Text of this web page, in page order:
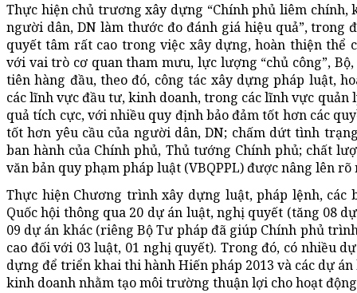
Thực hiện chủ trương xây dựng “Chính phủ liêm chính,
người dân, DN làm thước đo đánh giá hiệu quả”, trong
quyết tâm rất cao trong việc xây dựng, hoàn thiện thể
với vai trò cơ quan tham mưu, lực lượng “chủ công”,
tiên hàng đầu, theo đó, công tác xây dựng pháp luật,
các lĩnh vực đầu tư, kinh doanh, trong các lĩnh vực quản
quả tích cực, với nhiều quy định bảo đảm tốt hơn các
tốt hơn yêu cầu của người dân, DN; chấm dứt tình
ban hành của Chính phủ, Thủ tướng Chính phủ; chất
văn bản quy phạm pháp luật (VBQPPL) được nâng lên rõ
Thực hiện Chương trình xây dựng luật, pháp lệnh, các
Quốc hội thông qua 20 dự án luật, nghị quyết (tăng 08
09 dự án khác (riêng Bộ Tư pháp đã giúp Chính phủ
cao đối với 03 luật, 01 nghị quyết). Trong đó, có nhiều
dựng để triển khai thi hành Hiến pháp 2013 và các dự
kinh doanh nhằm tạo môi trường thuận lợi cho hoạt